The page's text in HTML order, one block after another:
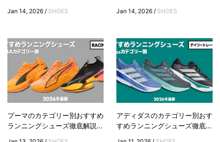
Jan 14, 2026 / SHOES Jan 14, 2026 / SHOES
プーマのカテゴリー別おすすめ
ランニングシューズ徹底解説...
アディダスのカテゴリー別おす
すめランニングシューズ徹底...